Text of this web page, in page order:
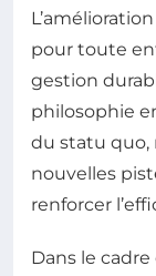
pour toute
gestion
philosophie
du statu quo,
nouvelles
renforcer
Dans le